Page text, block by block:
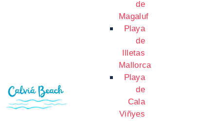
de
Magaluf
Playa
de
Illetas
Mallorca
Playa
de
Cala
Viñyes